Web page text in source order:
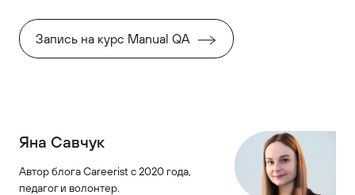
Запись на курс Manual QA
Яна Савчук
Автор блога Careerist с 2020 года,
педагог и волонтер.